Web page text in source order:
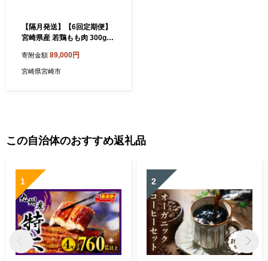
【隔月発送】【6回定期便】
宮崎県産 若鶏もも肉 300g×1
寄附金額 89,000円
宮崎県宮崎市
この自治体のおすすめ返礼品
1 2